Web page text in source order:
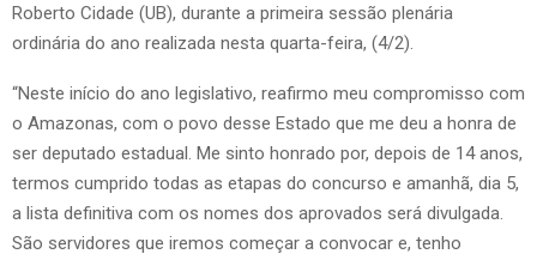
Roberto Cidade (UB), durante a primeira sessão plenária
ordinária do ano realizada nesta quarta-feira, (4/2).
“Neste início do ano legislativo, reafirmo meu compromisso com
o Amazonas, com o povo desse Estado que me deu a honra de
ser deputado estadual. Me sinto honrado por, depois de 14 anos,
termos cumprido todas as etapas do concurso e amanhã, dia 5,
a lista definitiva com os nomes dos aprovados será divulgada.
São servidores que iremos começar a convocar e, tenho